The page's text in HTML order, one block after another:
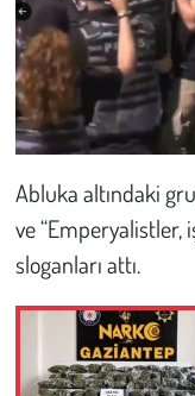
Abluka altındaki
ve “Emperyalistler,
sloganları attı.